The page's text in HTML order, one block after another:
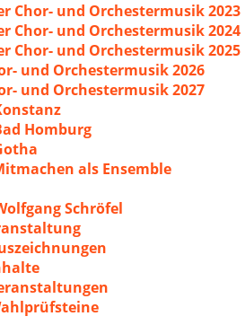
Chor- und Orchestermusik 2023
Chor- und Orchestermusik 2024
Chor- und Orchestermusik 2025
und Orchestermusik 2026
und Orchestermusik 2027
Homburg
als Ensemble
Schröfel